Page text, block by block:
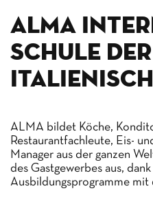
ALMA
Schule der
ALMA bildet Köche,
Restaurantfachleute, Eis-
Manager aus der ganzen
des Gastgewerbes aus,
Ausbildungsprogramme mit